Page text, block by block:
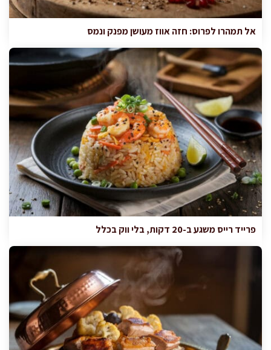
אל תמהרו לפרוס: חזה אווז מעושן מפנק ונמס
פרייד רייס משגע ב-20 דקות, בלי ווק בכלל